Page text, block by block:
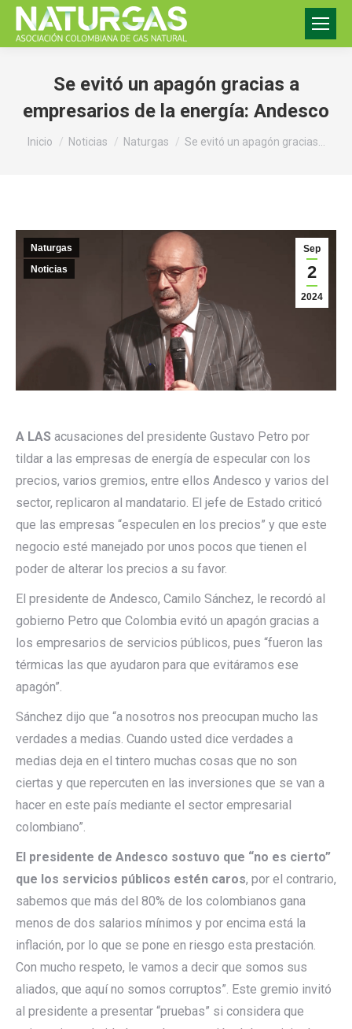
Se evitó un apagón gracias a
empresarios de la energía: Andesco
Estás aquí:
Inicio Noticias Naturgas Se evitó un apagón gracias…
Sep
2
2024
Naturgas
Noticias
A LAS acusaciones del presidente Gustavo Petro por
tildar a las empresas de energía de especular con los
precios, varios gremios, entre ellos Andesco y varios del
sector, replicaron al mandatario. El jefe de Estado criticó
que las empresas “especulen en los precios” y que este
negocio esté manejado por unos pocos que tienen el
poder de alterar los precios a su favor.
El presidente de Andesco, Camilo Sánchez, le recordó al
gobierno Petro que Colombia evitó un apagón gracias a
los empresarios de servicios públicos, pues “fueron las
térmicas las que ayudaron para que evitáramos ese
apagón”.
Sánchez dijo que “a nosotros nos preocupan mucho las
verdades a medias. Cuando usted dice verdades a
medias deja en el tintero muchas cosas que no son
ciertas y que repercuten en las inversiones que se van a
hacer en este país mediante el sector empresarial
colombiano”.
El presidente de Andesco sostuvo que “no es cierto”
que los servicios públicos estén caros, por el contrario,
sabemos que más del 80% de los colombianos gana
menos de dos salarios mínimos y por encima está la
inflación, por lo que se pone en riesgo esta prestación.
Con mucho respeto, le vamos a decir que somos sus
aliados, que aquí no somos corruptos”. Este gremio invitó
al presidente a presentar “pruebas” si considera que